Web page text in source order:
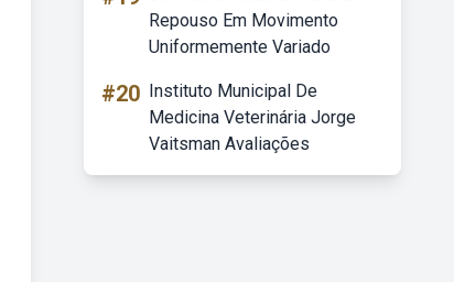
Repouso Em Movimento
Uniformemente Variado
#20 Instituto Municipal De
Medicina Veterinária Jorge
Vaitsman Avaliações